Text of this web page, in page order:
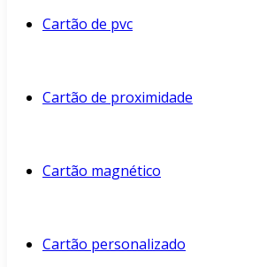
Cartão de pvc
Cartão de proximidade
Cartão magnético
Cartão personalizado